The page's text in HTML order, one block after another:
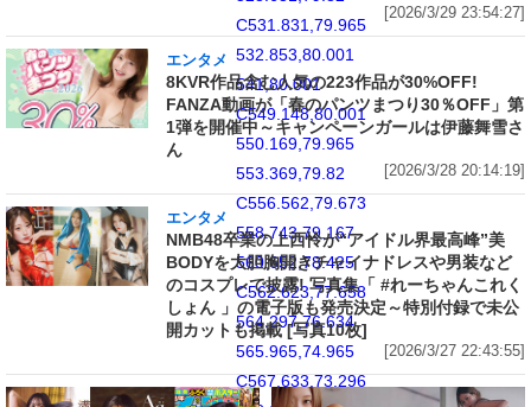
C531.831,79.965
532.853,80.001
541,80.001
C549.148,80.001
550.169,79.965
553.369,79.82
C556.562,79.673
558.743,79.167
560.652,78.425
C562.623,77.658
564.297,76.634
565.965,74.965
C567.633,73.296
[2026/3/29 23:54:27]
エンタメ
8KVR作品含む人気の223作品が30%OFF!
FANZA動画が「春のパンツまつり30％OFF」第
1弾を開催中～キャンペーンガールは伊藤舞雪さ
ん
[2026/3/28 20:14:19]
エンタメ
NMB48卒業の上西怜が“アイドル界最高峰”美
BODYを大胆胸開きチャイナドレスや男装など
のコスプレで披露! 写真集「 #れーちゃんこれく
しょん 」の電子版も発売決定～特別付録で未公
開カットも掲載 [写真10枚]
[2026/3/27 22:43:55]